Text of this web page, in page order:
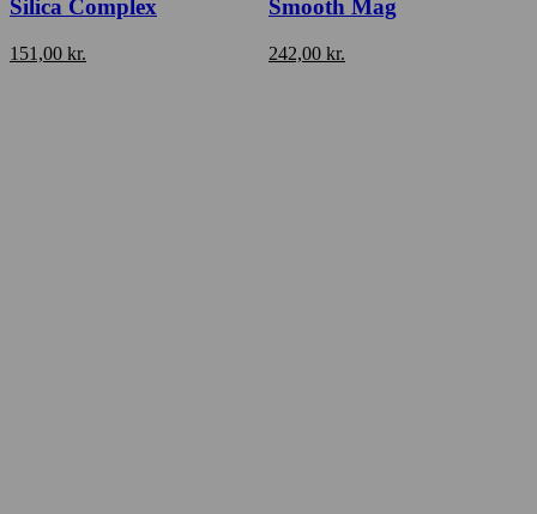
Silica Complex
151,00 kr.
Smooth Mag
242,00 kr.